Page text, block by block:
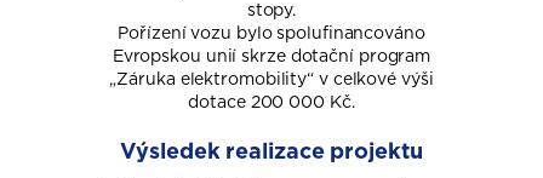
stopy.
Pořízení vozu bylo spolufinancováno
Evropskou unií skrze dotační program
„Záruka elektromobility“ v celkové výši
dotace 200 000 Kč.
Výsledek realizace projektu